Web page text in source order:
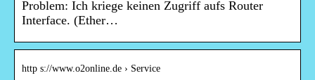
Problem: Ich kriege keinen Zugriff aufs Router
Interface. (Ether…
http s://www.o2online.de › Service